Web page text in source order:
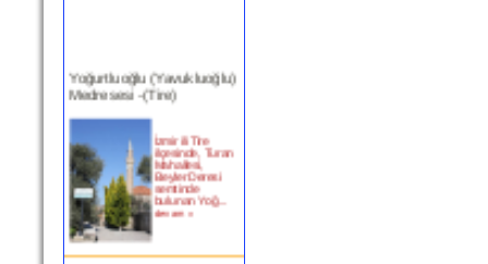
Yoğurtluoğlu (Yavukluoğlu)
Medresesi -(Tire)
İzmir ili Tire
ilçesinde, Turan
Mahallesi,
Beyler Deresi
semtinde
bulunan Yoğ...
devam »